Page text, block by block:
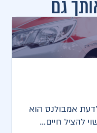
גם
אמבולנס הוא
להציל חיים...